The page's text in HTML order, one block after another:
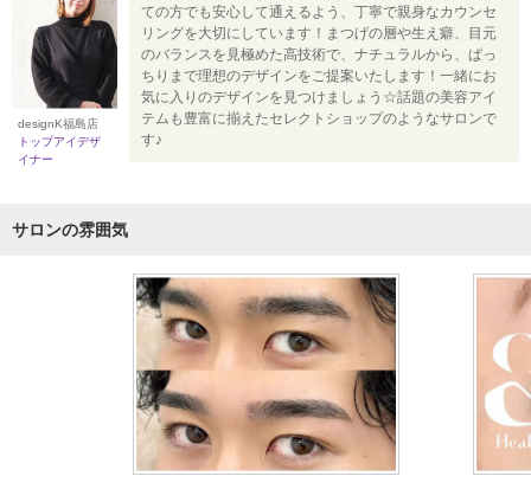
designK福島店
トップアイデザ
イナー
ての方でも安心して通えるよう、丁寧で親身なカウンセ
リングを大切にしています！まつげの層や生え癖、目元
のバランスを見極めた高技術で、ナチュラルから、ぱっ
ちりまで理想のデザインをご提案いたします！一緒にお
気に入りのデザインを見つけましょう☆話題の美容アイ
テムも豊富に揃えたセレクトショップのようなサロンで
す♪
サロンの雰囲気